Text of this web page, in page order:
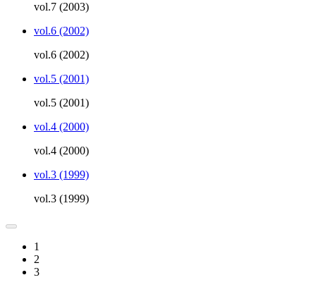
vol.7 (2003)
vol.6 (2002)
vol.6 (2002)
vol.5 (2001)
vol.5 (2001)
vol.4 (2000)
vol.4 (2000)
vol.3 (1999)
vol.3 (1999)
1
2
3